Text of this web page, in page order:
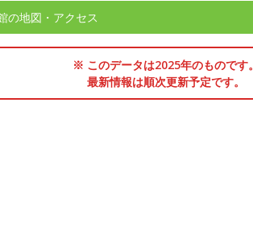
の地図・アクセス
※ このデータは2025年のものです。
最新情報は順次更新予定です。